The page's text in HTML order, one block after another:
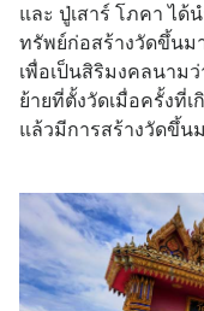
และ ปู่เสาร์ โภคา ได้
ทรัพย์ก่อสร้างวัดขึ้นม
เพื่อเป็นสิริมงคลนามว่
ย้ายที่ตั้งวัดเมื่อครั้งที่
แล้วมีการสร้างวัดขึ้